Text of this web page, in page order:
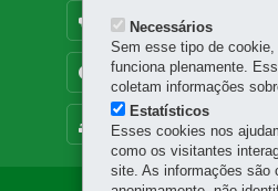
MAPA DO SITE
OUVIDORIA
TRANSPARÊNCIA
Necessários
Sem esse tipo de
funciona plenamente.
coletam informações
Estatísticos
Esses cookies nos
como os visitantes
site. As informações são